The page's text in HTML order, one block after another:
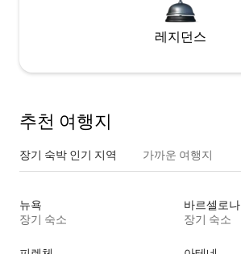
레지던스
추천 여행지
장기 숙박 인기 지역 가까운 여행지
뉴욕
장기 숙소
바르셀로나
장기 숙소